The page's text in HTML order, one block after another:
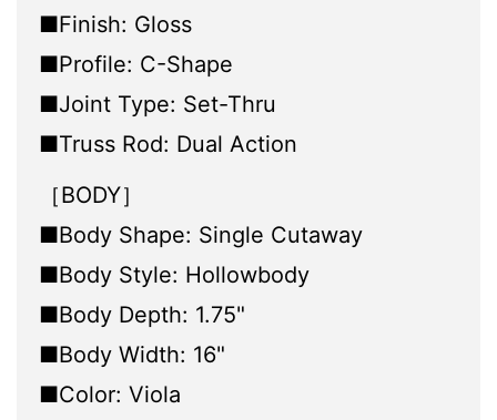
■Finish: Gloss
■Profile: C-Shape
■Joint Type: Set-Thru
■Truss Rod: Dual Action
［BODY］
■Body Shape: Single Cutaway
■Body Style: Hollowbody
■Body Depth: 1.75"
■Body Width: 16"
■Color: Viola